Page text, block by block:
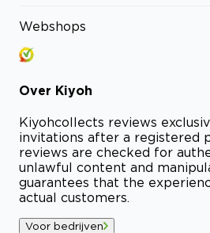
Webshops
Over Kiyoh
Kiyohcollects reviews
invitations after a registered
reviews are checked for
unlawful content and
guarantees that the
actual customers.
Voor bedrijven